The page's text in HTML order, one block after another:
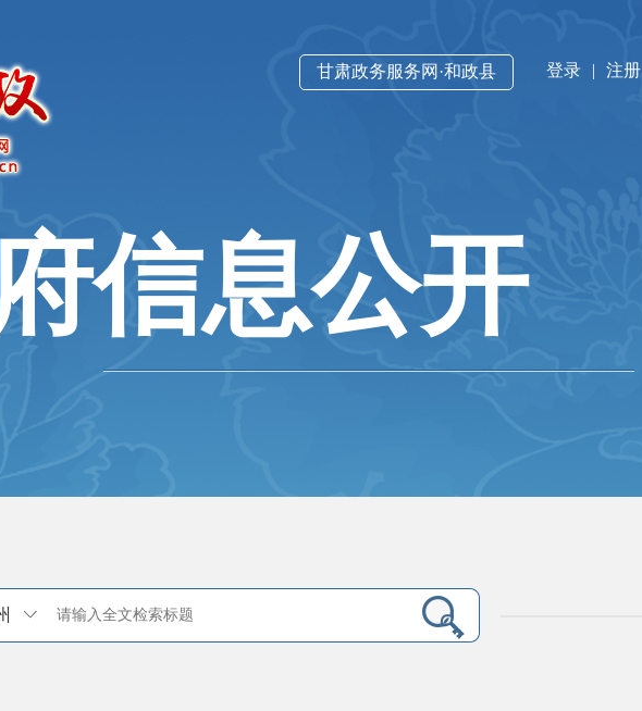
登录 | 注册
甘肃政务服务网·和政县
信息公开